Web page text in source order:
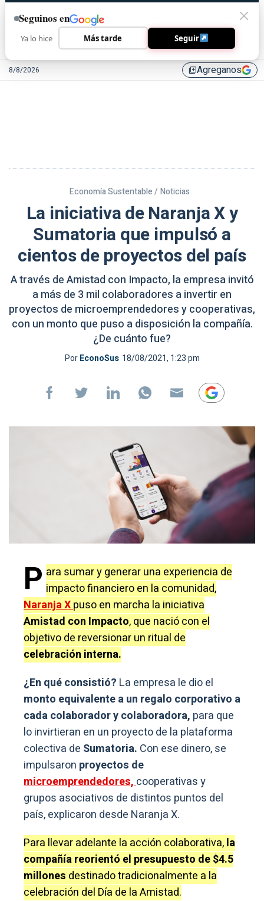
8/8/2026 library_addAgreganos
Economía Sustentable / Noticias
La iniciativa de Naranja X y
Sumatoria que impulsó a
cientos de proyectos del país
A través de Amistad con Impacto, la empresa invitó
a más de 3 mil colaboradores a invertir en
proyectos de microemprendedores y cooperativas,
con un monto que puso a disposición la compañía.
¿De cuánto fue?
PorEconoSus 18/08/2021, 1:23 pm
P ara sumar y generar una experiencia de
impacto financiero en la comunidad,
Naranja Xpuso en marcha la iniciativa
Amistad con Impacto, que nació con el
objetivo de reversionar un ritual de
celebración interna.
¿En qué consistió? La empresa le dio el
monto equivalente a un regalo corporativo a
cada colaborador y colaboradora, para que
lo invirtieran en un proyecto de la plataforma
colectiva de Sumatoria. Con ese dinero, se
impulsaron proyectos de
microemprendedores,cooperativas y
grupos asociativos de distintos puntos del
país, explicaron desde Naranja X.
Para llevar adelante la acción colaborativa,la
compañía reorientó el presupuesto de $4.5
millones destinado tradicionalmente a la
celebración del Día de la Amistad.
Seguinos en
Ya lo hice Más tarde Seguir